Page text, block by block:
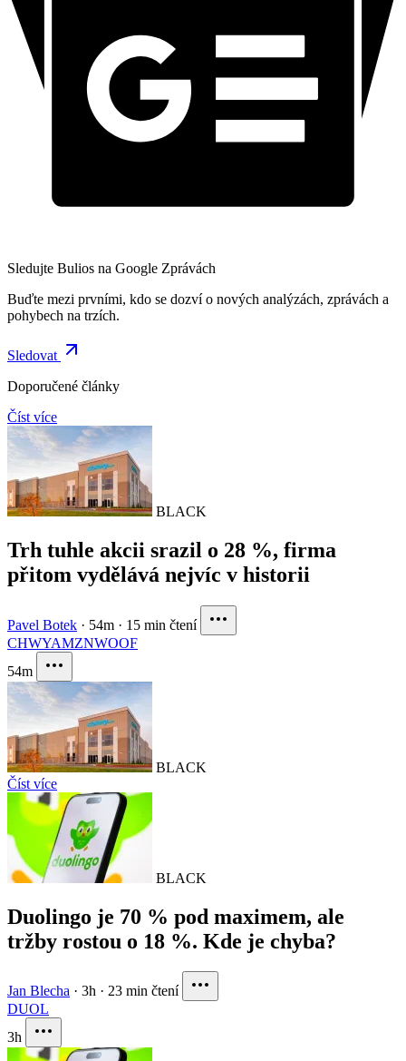
Sledujte Bulios na Google Zprávách
Buďte mezi prvními, kdo se dozví o nových analýzách, zprávách a
pohybech na trzích.
Sledovat
Doporučené články
Číst více
BLACK
Trh tuhle akcii srazil o 28 %, firma
přitom vydělává nejvíc v historii
Pavel Botek · 54m · 15 min čtení
CHWYAMZNWOOF
54m
BLACK
Číst více
BLACK
Duolingo je 70 % pod maximem, ale
tržby rostou o 18 %. Kde je chyba?
Jan Blecha · 3h · 23 min čtení
DUOL
3h